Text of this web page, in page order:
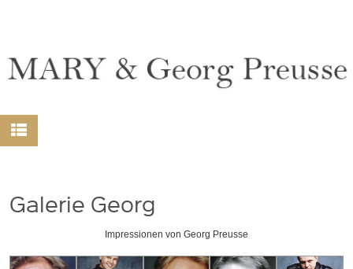
Galerie Georg
Impressionen von Georg Preusse